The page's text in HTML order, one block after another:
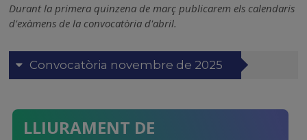
Durant la primera quinzena de març publicarem els calendaris
d'exàmens de la convocatòria d'abril.
Convocatòria novembre de 2025
LLIURAMENT DE